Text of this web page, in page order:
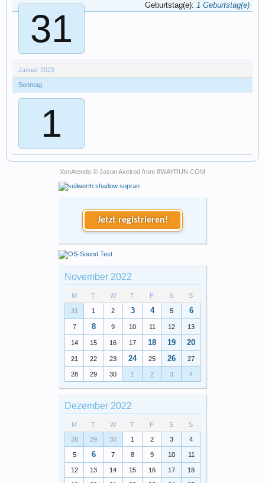
31
Geburtstag(e): 1 Geburtstag(e)
Januar 2023
Sonntag
1
XenAtendo © Jason Axelrod from 8WAYRUN.COM
Jetzt registrieren!
November 2022
M T W T F S S
31 1 2 3 4 5 6
7 8 9 10 11 12 13
14 15 16 17 18 19 20
21 22 23 24 25 26 27
28 29 30 1 2 3 4
Dezember 2022
M T W T F S S
28 29 30 1 2 3 4
5 6 7 8 9 10 11
12 13 14 15 16 17 18